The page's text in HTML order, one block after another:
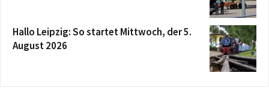
Hallo Leipzig: So startet Mittwoch, der 5.
August 2026